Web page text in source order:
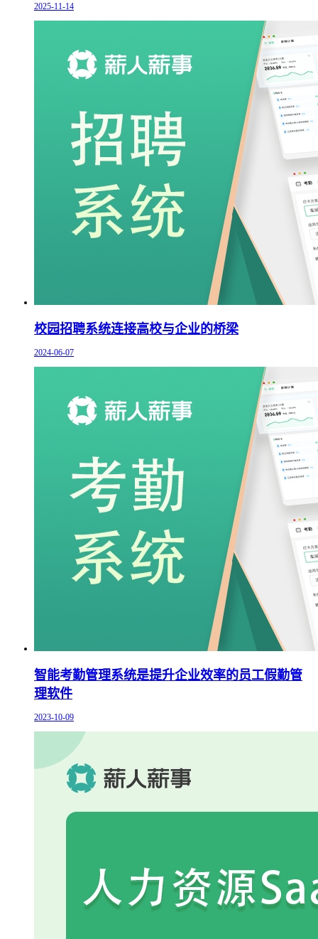
2025-11-14
校园招聘系统连接高校与企业的桥梁
2024-06-07
智能考勤管理系统是提升企业效率的员工假勤管
理软件
2023-10-09